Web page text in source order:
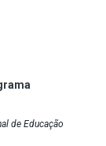
de Educação